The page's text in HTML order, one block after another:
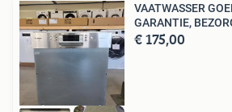
VAATWASSER
GARANTIE,
€ 175,00